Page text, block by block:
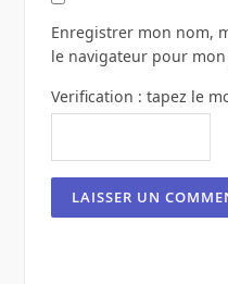
Enregistrer mon nom,
le navigateur pour
Verification : tapez le